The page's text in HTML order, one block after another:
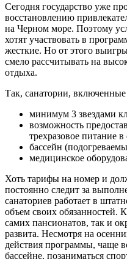
Сегодня государство уже
восстановлению
на Черном море. Поэтому
хотят участвовать в
жесткие. Но от этого
смело рассчитывать на
отдыха.
Так, санатории,
минимум 3 звездами
возможность
трехразовое питание
бассейн
медицинское
Хоть тарифы на номер и
постоянно следит за
санаториев работает в
объем своих обязанностей.
самих пансионатов, так и
развита. Несмотря на
действия программы, чаще
бассейне, позаниматься